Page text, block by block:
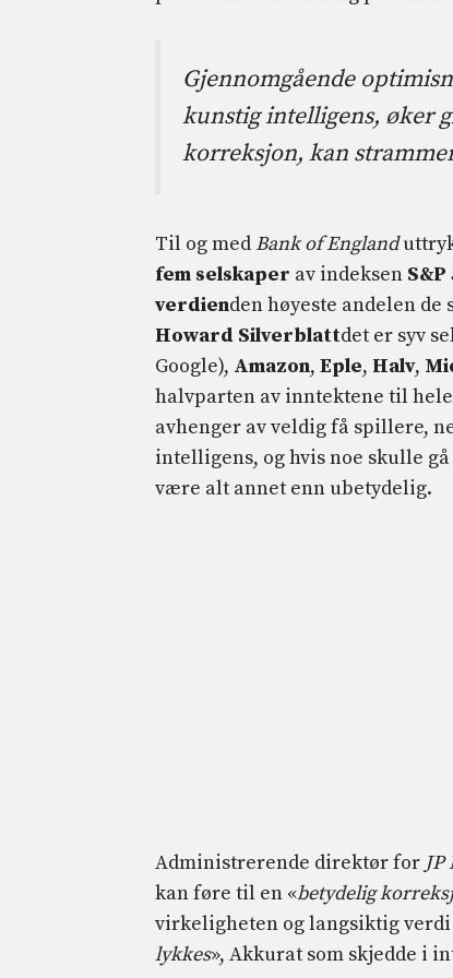
Gjennomgående
kunstig intelligens, øker
korreksjon, kan
Til og med Bank of England
fem selskaper av indeksen S&P
verdienden høyeste andelen
Howard Silverblattdet er syv
Google), Amazon, Eple, Halv,
halvparten av inntektene til hele
avhenger av veldig få spillere,
intelligens, og hvis noe skulle
være alt annet enn ubetydelig.
Administrerende direktør for
kan føre til en «betydelig
virkeligheten og langsiktig verdi
lykkes», Akkurat som skjedde i